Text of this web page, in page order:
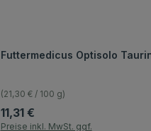
Futtermedicus Optisolo
(21,30 € / 100 g)
Regulärer Preis:
11,31 €
Preise inkl. MwSt. ggf.